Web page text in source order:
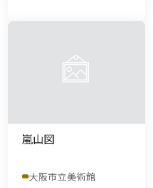
嵐山図
大阪市立美術館